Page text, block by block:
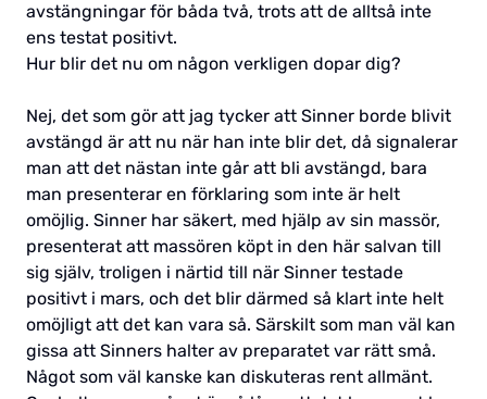
avstängningar för båda två, trots att de alltså inte
ens testat positivt.
Hur blir det nu om någon verkligen dopar dig?
Nej, det som gör att jag tycker att Sinner borde blivit
avstängd är att nu när han inte blir det, då signalerar
man att det nästan inte går att bli avstängd, bara
man presenterar en förklaring som inte är helt
omöjlig. Sinner har säkert, med hjälp av sin massör,
presenterat att massören köpt in den här salvan till
sig själv, troligen i närtid till när Sinner testade
positivt i mars, och det blir därmed så klart inte helt
omöjligt att det kan vara så. Särskilt som man väl kan
gissa att Sinners halter av preparatet var rätt små.
Något som väl kanske kan diskuteras rent allmänt.